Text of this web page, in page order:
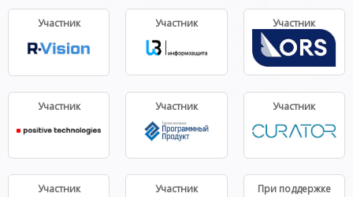
Участник Участник Участник
Участник Участник Участник
Участник Участник При поддержке